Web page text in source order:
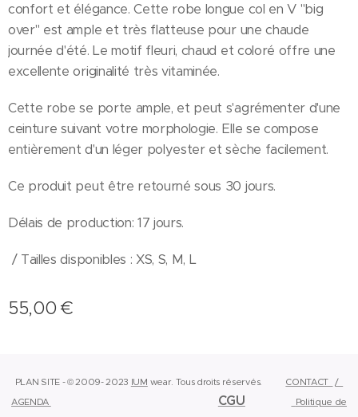
confort et élégance. Cette robe longue col en V "big
over" est ample et très flatteuse pour une chaude
journée d'été. Le motif fleuri, chaud et coloré offre une
excellente originalité très vitaminée.
Cette robe se porte ample, et peut s'agrémenter d'une
ceinture suivant votre morphologie. Elle se compose
entièrement d'un léger polyester et sèche facilement.
Ce produit peut être retourné sous 30 jours.
Délais de production: 17 jours.
/ Tailles disponibles : XS, S, M, L
55,00 €
PLAN SITE - © 2009- 2023 IUM wear. Tous droits réservés. CONTACT /
AGENDA
CGU
Politique de